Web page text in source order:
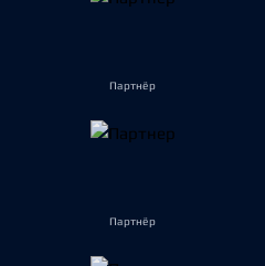
Партнёр
Партнёр